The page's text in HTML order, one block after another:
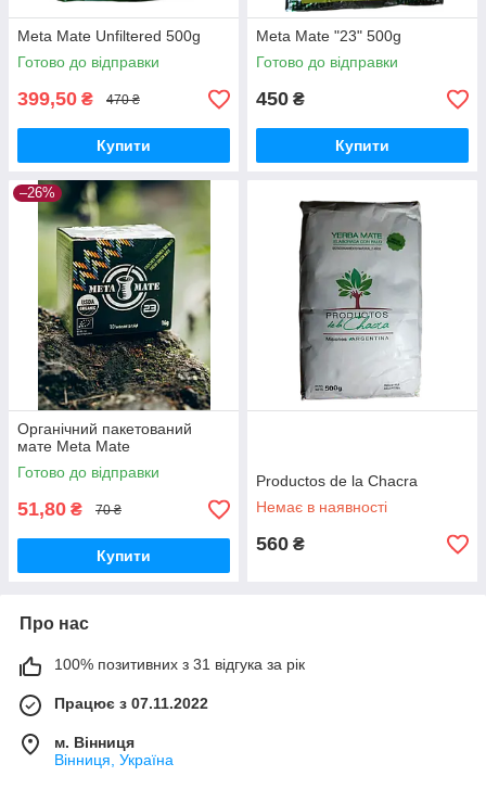
Meta Mate Unfiltered 500g
Готово до відправки
399,50 ₴ 470 ₴
Купити
Meta Mate "23" 500g
Готово до відправки
450 ₴
Купити
–26%
Органічний пакетований
мате Meta Mate
Готово до відправки
51,80 ₴ 70 ₴
Купити
Productos de la Chacra
Немає в наявності
560 ₴
Про нас
100% позитивних з 31 відгука за рік
Працює з 07.11.2022
м. Вінниця
Вінниця, Україна